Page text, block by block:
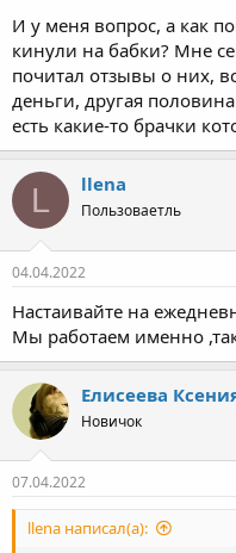
И у меня вопрос, а как
кинули на бабки? Мне
почитал отзывы о них,
деньги, другая
есть какие-то брачки
L llena
Пользоваетль
04.04.2022
Настаивайте на
Мы работаем именно
Елисеева
Новичок
07.04.2022
llena написал(а):